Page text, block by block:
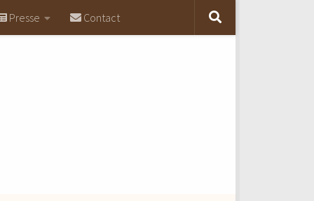
Presse Contact